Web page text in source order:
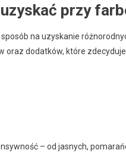
przy
sposób na uzyskanie
oraz dodatków, które
– od jasnych,